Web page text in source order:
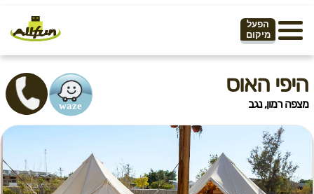
הפעל
מיקום
היפי האוס
מצפה רמון, נגב